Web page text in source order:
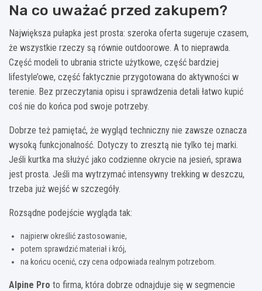
Na co uważać przed zakupem?
Największa pułapka jest prosta: szeroka oferta sugeruje czasem,
że wszystkie rzeczy są równie outdoorowe. A to nieprawda.
Część modeli to ubrania stricte użytkowe, część bardziej
lifestyle’owe, część faktycznie przygotowana do aktywności w
terenie. Bez przeczytania opisu i sprawdzenia detali łatwo kupić
coś nie do końca pod swoje potrzeby.
Dobrze też pamiętać, że wygląd techniczny nie zawsze oznacza
wysoką funkcjonalność. Dotyczy to zresztą nie tylko tej marki.
Jeśli kurtka ma służyć jako codzienne okrycie na jesień, sprawa
jest prosta. Jeśli ma wytrzymać intensywny trekking w deszczu,
trzeba już wejść w szczegóły.
Rozsądne podejście wygląda tak:
najpierw określić zastosowanie,
potem sprawdzić materiał i krój,
na końcu ocenić, czy cena odpowiada realnym potrzebom.
Alpine Pro to firma, która dobrze odnajduje się w segmencie